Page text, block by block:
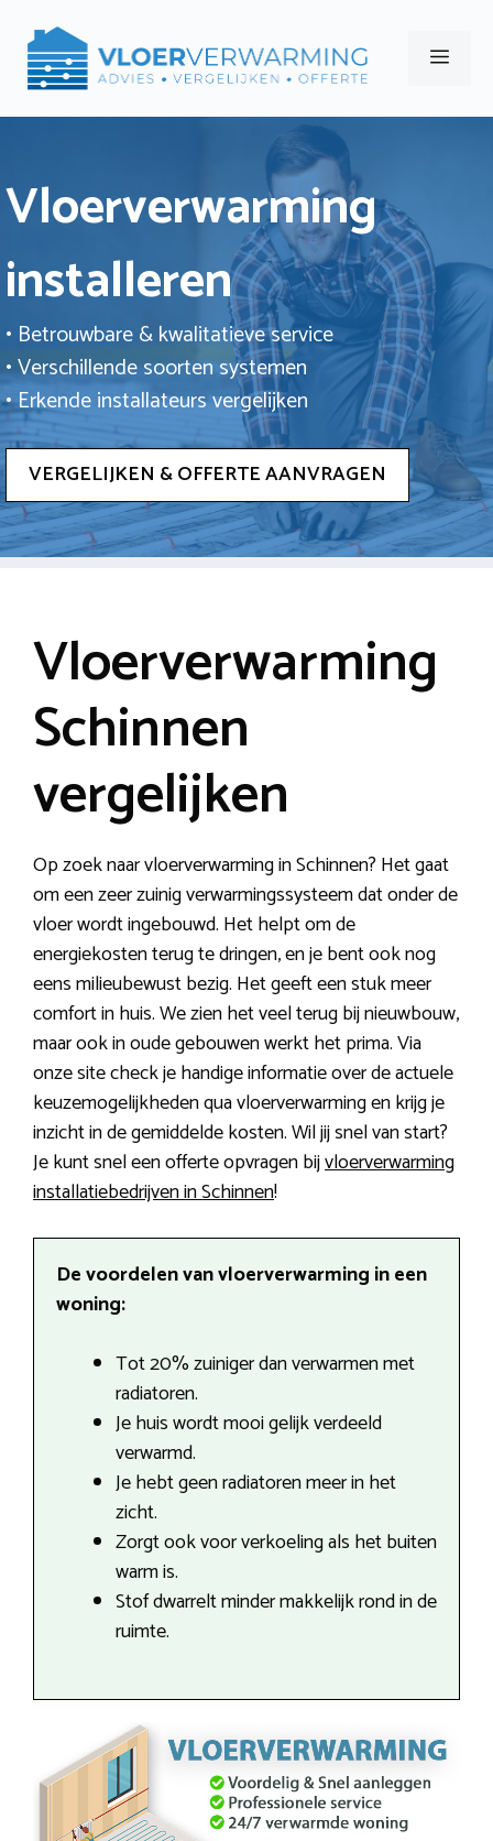
naar
Menu
Vloerverwarming
installeren
• Betrouwbare & kwalitatieve service
• Verschillende soorten systemen
• Erkende installateurs vergelijken
VERGELIJKEN & OFFERTE AANVRAGEN
Vloerverwarming
Schinnen
vergelijken
Op zoek naar vloerverwarming in Schinnen? Het gaat
om een zeer zuinig verwarmingssysteem dat onder de
vloer wordt ingebouwd. Het helpt om de
energiekosten terug te dringen, en je bent ook nog
eens milieubewust bezig. Het geeft een stuk meer
comfort in huis. We zien het veel terug bij nieuwbouw,
maar ook in oude gebouwen werkt het prima. Via
onze site check je handige informatie over de actuele
keuzemogelijkheden qua vloerverwarming en krijg je
inzicht in de gemiddelde kosten. Wil jij snel van start?
Je kunt snel een offerte opvragen bijvloerverwarming
installatiebedrijven in Schinnen!
De voordelen van vloerverwarming in een
woning:
Tot 20% zuiniger dan verwarmen met
radiatoren.
Je huis wordt mooi gelijk verdeeld
verwarmd.
Je hebt geen radiatoren meer in het
zicht.
Zorgt ook voor verkoeling als het buiten
warm is.
Stof dwarrelt minder makkelijk rond in de
ruimte.